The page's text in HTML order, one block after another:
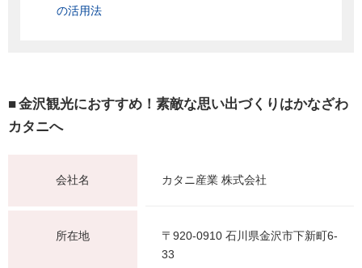
の活用法
金沢観光におすすめ！素敵な思い出づくりはかなざわ
カタニへ
会社名 カタニ産業 株式会社
所在地
〒920-0910 石川県金沢市下新町6-
33